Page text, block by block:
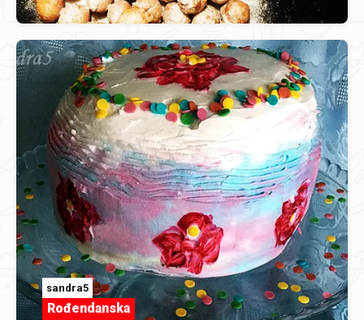
sandra5
Rođendanska